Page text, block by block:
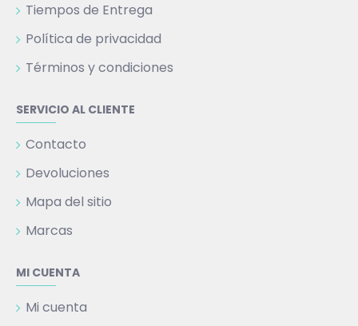
Tiempos de Entrega
Política de privacidad
Términos y condiciones
SERVICIO AL CLIENTE
Contacto
Devoluciones
Mapa del sitio
Marcas
MI CUENTA
Mi cuenta